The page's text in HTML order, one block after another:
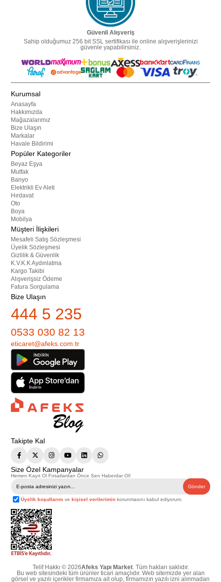
Güvenli Alışveriş
Sahip olduğumuz 256 bit SSL sertifikası ile online alışverişlerinizi
güvenle yapabilirsiniz.
Kurumsal
Anasayfa
Hakkımızda
Mağazalarımız
Bize Ulaşın
Markalar
Havale Bildirimi
Popüler Kategoriler
Beyaz Eşya
Mutfak
Banyo
Elektrikli Ev Aleti
Hırdavat
Oto
Boya
Mobilya
Müşteri İlişkileri
Mesafeli Satış Sözleşmesi
Üyelik Sözleşmesi
Gizlilik & Güvenlik
K.V.K.K Aydınlatma
Kargo Takibi
Alışverişsiz Ödeme
Fatura Sorgulama
Bize Ulaşın
444 5 235
0533 030 82 13
eticaret@afeks.com.tr
Takipte Kal
Size Özel Kampanyalar
Hemen Kayıt Ol Fırsatlardan Önce Sen Haberdar Ol!
Gönder
Üyelik koşullarını vekişisel verilerimin korunmasını kabul ediyorum.
Telif Hakkı © 2026Afeks Yapı Market. Tüm hakları saklıdır.
Bu web sitesindeki tüm ürünler ticari amaçlıdır. Web sitemizde yer alan
görsel ve yazılı içerikler firmamıza ait olup, firmamızın yazılı izni alınmadan